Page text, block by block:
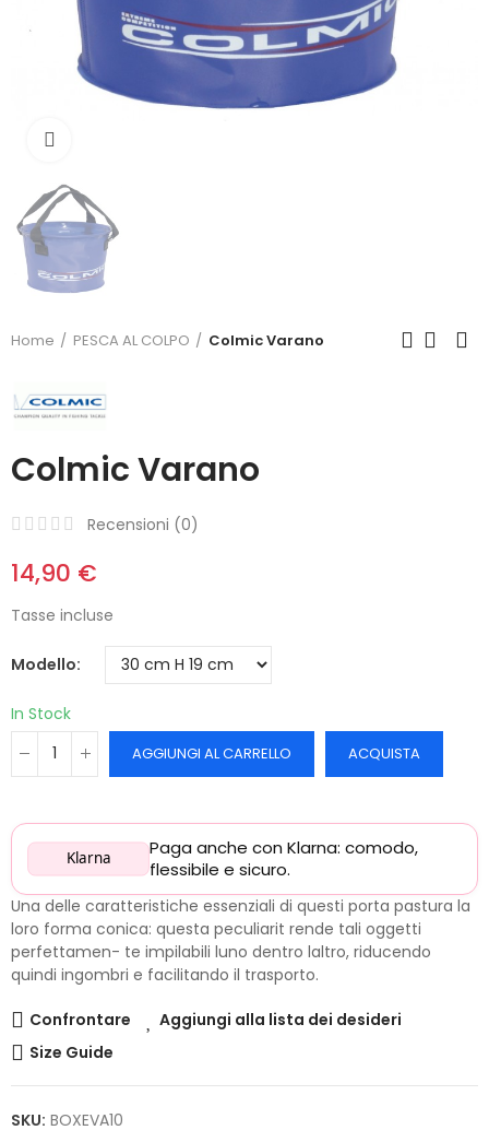
Home PESCA AL COLPO Colmic Varano
Colmic Varano
Recensioni (0)
14,90 €
Tasse incluse
Modello
In Stock
AGGIUNGI AL CARRELLO ACQUISTA
Klarna
Paga anche con Klarna: comodo,
flessibile e sicuro.
Una delle caratteristiche essenziali di questi porta pastura la
loro forma conica: questa peculiarit rende tali oggetti
perfettamen- te impilabili luno dentro laltro, riducendo
quindi ingombri e facilitando il trasporto.
Confrontare
Aggiungi alla lista dei desideri
Size Guide
SKU: BOXEVA10